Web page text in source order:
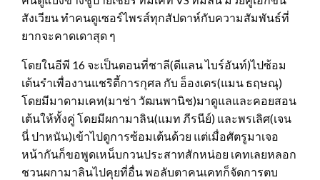
สังเวียน ทำคนดูเซอร์ไพรส์ทุกสัปดาห์กับความสัมพันธ์ที่
ยากจะคาดเดาสุด ๆ
โดยในอีพี 16 จะเป็นตอนที่ชาลี(ดีแลน ไบร์อันท์)ไปซ้อม
เต้นรำเพื่องานแชริตี้การกุศล กับ อ็องเดร(แมน ธฤษณุ)
โดยมีมาดามเคท(มาช่า วัฒนพานิช)มาดูแลและคอยสอน
เต้นให้ทั้งคู่ โดยมีผกามาลิน(แมท ภีรนีย์) และพรเลิศ(เจน
นี่ ปาหนัน)เข้าไปดูการซ้อมเต้นด้วย แต่เมื่อศัตรูมาเจอ
หน้ากันก็ขอพูดเหน็บกวนประสาทสักหน่อย เคทเลยหลอก
ชวนผกามาลินไปคุยที่อื่น พอลับตาคนเคทก็จัดการตบ